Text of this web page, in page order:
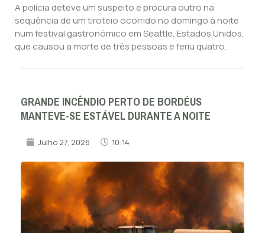
A polícia deteve um suspeito e procura outro na
sequência de um tiroteio ocorrido no domingo à noite
num festival gastronómico em Seattle, Estados Unidos,
que causou a morte de três pessoas e feriu quatro.
GRANDE INCÊNDIO PERTO DE BORDÉUS
MANTEVE-SE ESTÁVEL DURANTE A NOITE
Julho 27, 2026 10:14